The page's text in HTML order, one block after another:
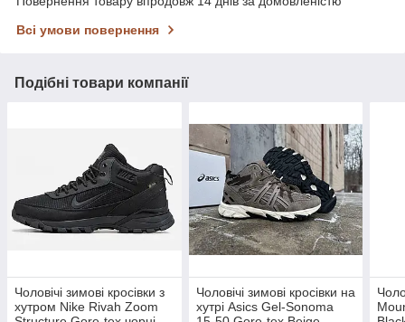
Всі умови повернення
Подібні товари компанії
Чоловічі зимові кросівки з
хутром Nike Rivah Zoom
Чоловічі зимові кросівки на
хутрі Asics Gel-Sonoma